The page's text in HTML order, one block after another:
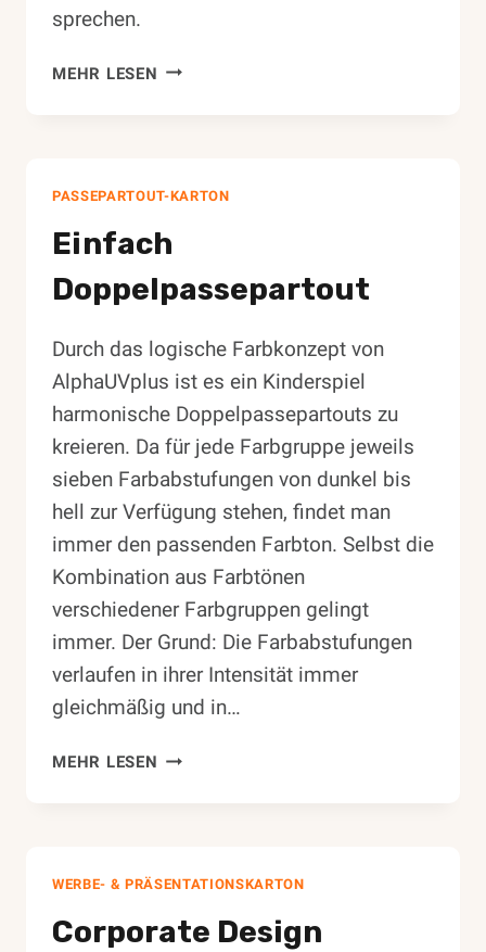
sprechen.
MEHR LESEN ALPHAUVPLUS,
PASSEPARTOUT-KARTON
Einfach
Doppelpassepartout
Durch das logische Farbkonzept von
AlphaUVplus ist es ein Kinderspiel
harmonische Doppelpassepartouts zu
kreieren. Da für jede Farbgruppe jeweils
sieben Farbabstufungen von dunkel bis
hell zur Verfügung stehen, findet man
immer den passenden Farbton. Selbst die
Kombination aus Farbtönen
verschiedener Farbgruppen gelingt
immer. Der Grund: Die Farbabstufungen
verlaufen in ihrer Intensität immer
gleichmäßig und in…
MEHR LESEN EINFACH
WERBE- & PRÄSENTATIONSKARTON
Corporate Design